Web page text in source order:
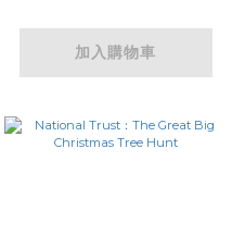
加入購物車